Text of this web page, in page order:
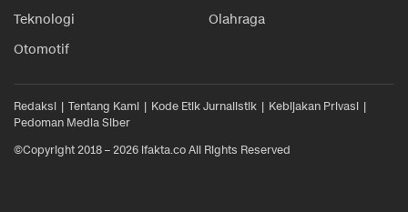
Teknologi
Olahraga
Otomotif
Redaksi Tentang Kami Kode Etik Jurnalistik
Kebijakan Privasi
Pedoman Media Siber
©Copyright 2018 – 2026 ifakta.co All Rights Reserved